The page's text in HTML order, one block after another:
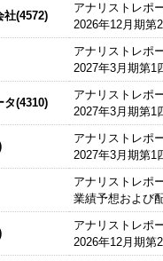
： 2027年3月期第1四半期決
知らせ
社(4572)
アナリストレポ
2026年12月期第
アナリストレポ
2027年3月期第1
タ(4310)
アナリストレポ
2027年3月期第1
アナリストレポ
2027年3月期第1
アナリストレポ
業績予想および
アナリストレポ
2026年12月期第
ーやオンラインIRセ
よりご確認ください。
今すぐ登録
した。
した。 今すぐ登録
サービス」提供開始！ ～
ご提案